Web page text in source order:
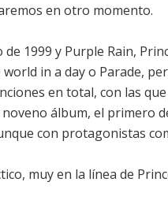
en otro momento.
de 1999 y Purple Rain,
in a day o Parade,
en total, con las
álbum, el primero
con protagonistas
muy en la línea de